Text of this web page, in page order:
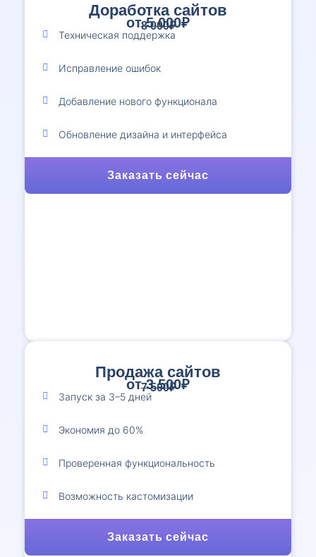
Доработка сайтов
от 5 000₽
8 000₽
Техническая поддержка
Исправление ошибок
Добавление нового функционала
Обновление дизайна и интерфейса
Заказать сейчас
Продажа сайтов
от 3 500₽
7 500₽
Запуск за 3–5 дней
Экономия до 60%
Проверенная функциональность
Возможность кастомизации
Заказать сейчас